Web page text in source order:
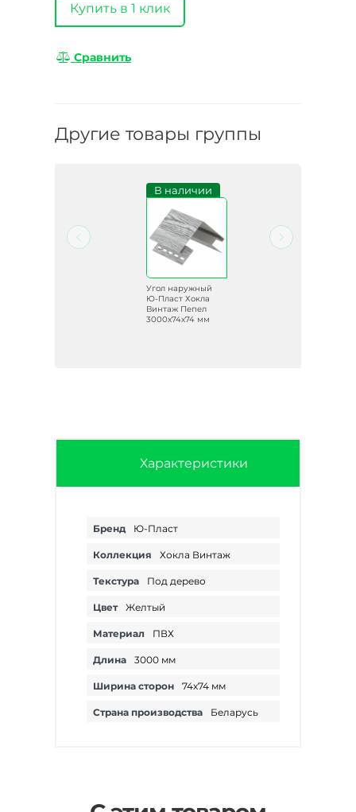
Купить в 1 клик
Сравнить
Другие товары группы
В наличии
Угол наружный
Ю-Пласт Хокла
Винтаж Пепел
3000х74х74 мм
Характеристики
Бренд Ю-Пласт
Коллекция Хокла Винтаж
Текстура Под дерево
Цвет Желтый
Материал ПВХ
Длина 3000 мм
Ширина сторон 74х74 мм
Страна производства Беларусь